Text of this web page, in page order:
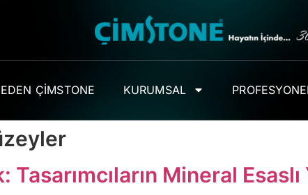
ÇIMSTONE KURUMSAL
Tasarımcıların Mineral